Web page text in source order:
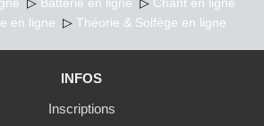
diminués Accord pivot Les
▷ Batterie en ligne ▷ Chant en ligne
en ligne ▷ Théorie & Solfège en ligne
INFOS
Inscriptions